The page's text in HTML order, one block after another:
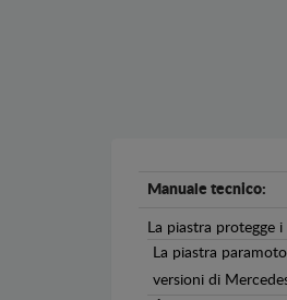
Manuale tecnico:
La piastra protegge
La piastra
versioni di